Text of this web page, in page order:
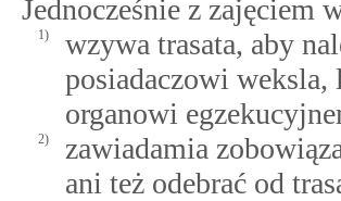
Jednocześnie z zajęciem
1)
wzywa trasata, aby
posiadaczowi weksla,
organowi
2)
zawiadamia
ani też odebrać od